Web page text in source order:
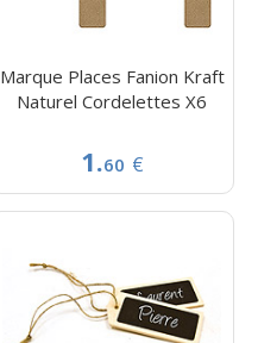
Marque Places Fanion Kraft
Naturel Cordelettes X6
1.60 €